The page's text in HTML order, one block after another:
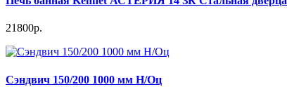
21800р.
Сэндвич 150/200 1000 мм Н/Оц